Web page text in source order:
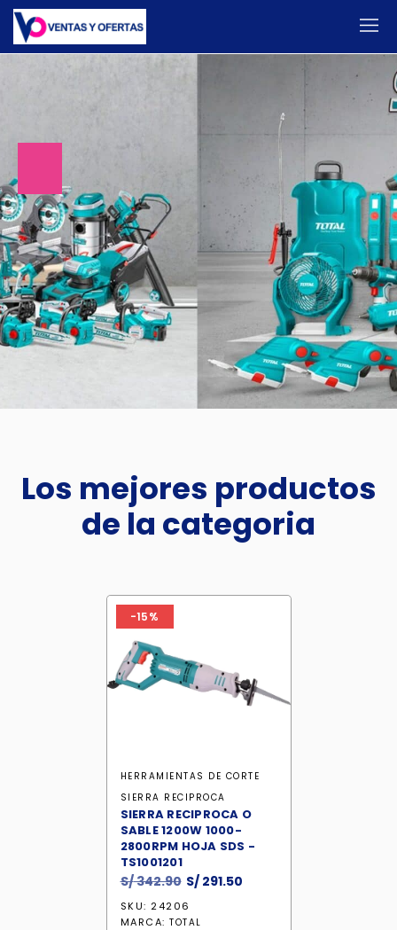
Los mejores productos
de la categoria
-15%
HERRAMIENTAS DE CORTE
SIERRA RECIPROCA
SIERRA RECIPROCA O
SABLE 1200W 1000-
2800RPM HOJA SDS -
TS1001201
S/342.90 El
precio
original
S/291.50
SKU: 24206
MARCA: TOTAL